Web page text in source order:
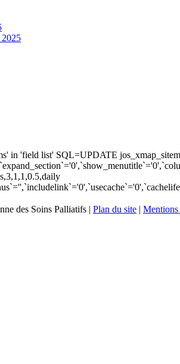
2025
in 'field list' SQL=UPDATE
des Soins Palliatifs | Plan du site | Mentions